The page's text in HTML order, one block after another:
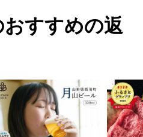
山菜、きのこの宝庫として
ラの芽、月山筍、秋はなめ
しさがあります。
蓄えられた水を利用し、地
展開しています。
が、西川町です。
すすめの返